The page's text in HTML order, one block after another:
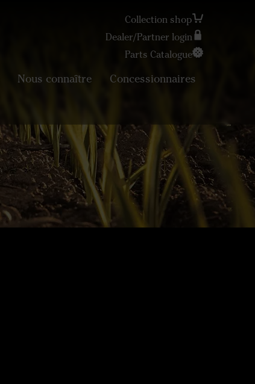
Collection shop
Dealer/Partner login
Parts Catalogue
Nous connaître Concessionnaires